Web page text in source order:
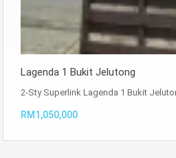
Lagenda 1 Bukit Jelutong
2-Sty Superlink Lagenda 1 Bukit
RM1,050,000